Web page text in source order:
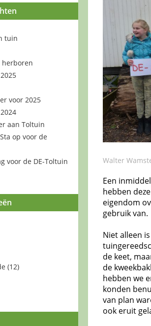
tuin
herboren
voor 2025
aan Toltuin
op voor de
voor de DE-Toltuin
(12)
Walter
Een
hebben
eigendom
gebruik van.
Niet alleen
de keet,
de
hebben we
konden
van plan
ook eruit